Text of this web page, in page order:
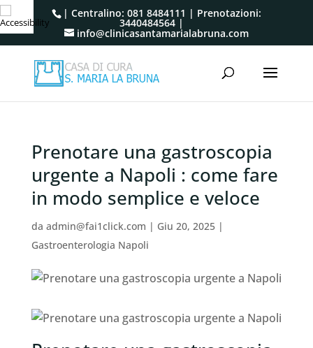
| Centralino: 081 8484111 | Prenotazioni:
3440484564 |
info@clinicasantamarialabruna.com
Prenotare una gastroscopia
urgente a Napoli : come fare
in modo semplice e veloce
da admin@fai1click.com | Giu 20, 2025|
Gastroenterologia Napoli